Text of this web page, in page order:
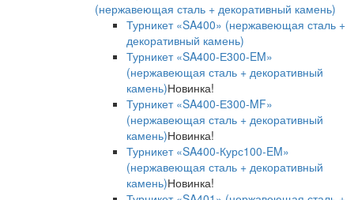
(нержавеющая сталь + декоративный камень)
Турникет «SA400» (нержавеющая сталь +
декоративный камень)
Турникет «SA400-Е300-EM»
(нержавеющая сталь + декоративный
камень)Новинка!
Турникет «SA400-Е300-MF»
(нержавеющая сталь + декоративный
камень)Новинка!
Турникет «SA400-Курс100-EM»
(нержавеющая сталь + декоративный
камень)Новинка!